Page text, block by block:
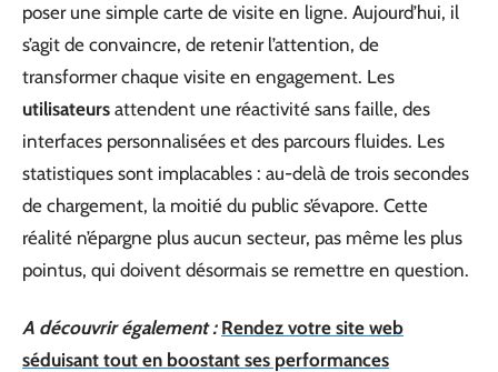
poser une simple carte de visite en ligne. Aujourd’hui, il
s’agit de convaincre, de retenir l’attention, de
transformer chaque visite en engagement. Les
utilisateurs attendent une réactivité sans faille, des
interfaces personnalisées et des parcours fluides. Les
statistiques sont implacables : au-delà de trois secondes
de chargement, la moitié du public s’évapore. Cette
réalité n’épargne plus aucun secteur, pas même les plus
pointus, qui doivent désormais se remettre en question.
A découvrir également : Rendez votre site web
séduisant tout en boostant ses performances